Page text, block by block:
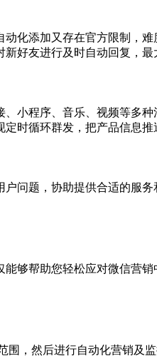
化添加又存在官方限制，
好友进行及时自动回复，最
小程序、音乐、视频等多
时循环群发，把产品信息推
问题，协助提供合适的服
够帮助您轻松应对微信营
，然后进行自动化营销